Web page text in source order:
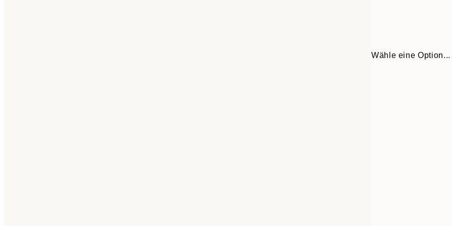
Wähle eine Option...